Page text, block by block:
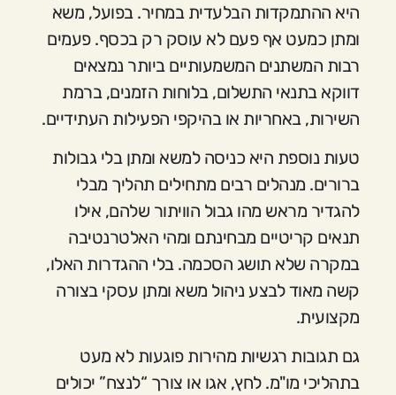
היא ההתמקדות הבלעדית במחיר. בפועל, משא
ומתן כמעט אף פעם לא עוסק רק בכסף. פעמים
רבות המשתנים המשמעותיים ביותר נמצאים
דווקא בתנאי התשלום, בלוחות הזמנים, ברמת
השירות, באחריות או בהיקפי הפעילות העתידיים.
טעות נוספת היא כניסה למשא ומתן בלי גבולות
ברורים. מנהלים רבים מתחילים תהליך מבלי
להגדיר מראש מהו גבול הוויתור שלהם, אילו
תנאים קריטיים מבחינתם ומהי האלטרנטיבה
במקרה שלא תושג הסכמה. בלי ההגדרות האלו,
קשה מאוד לבצע ניהול משא ומתן עסקי בצורה
מקצועית.
גם תגובות רגשיות מהירות פוגעות לא מעט
בתהליכי מו"מ. לחץ, אגו או צורך “לנצח” יכולים